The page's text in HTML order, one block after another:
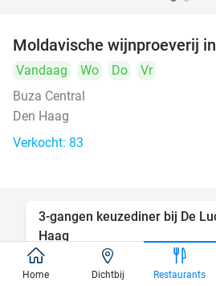
Moldavische wijnproeverij
Vandaag Wo Do
Vr
Buza Central
Den Haag
Verkocht: 83
3-gangen keuzediner bij De
Haag
Vandaag
Morgen Ma
Home Dichtbij Restaurants